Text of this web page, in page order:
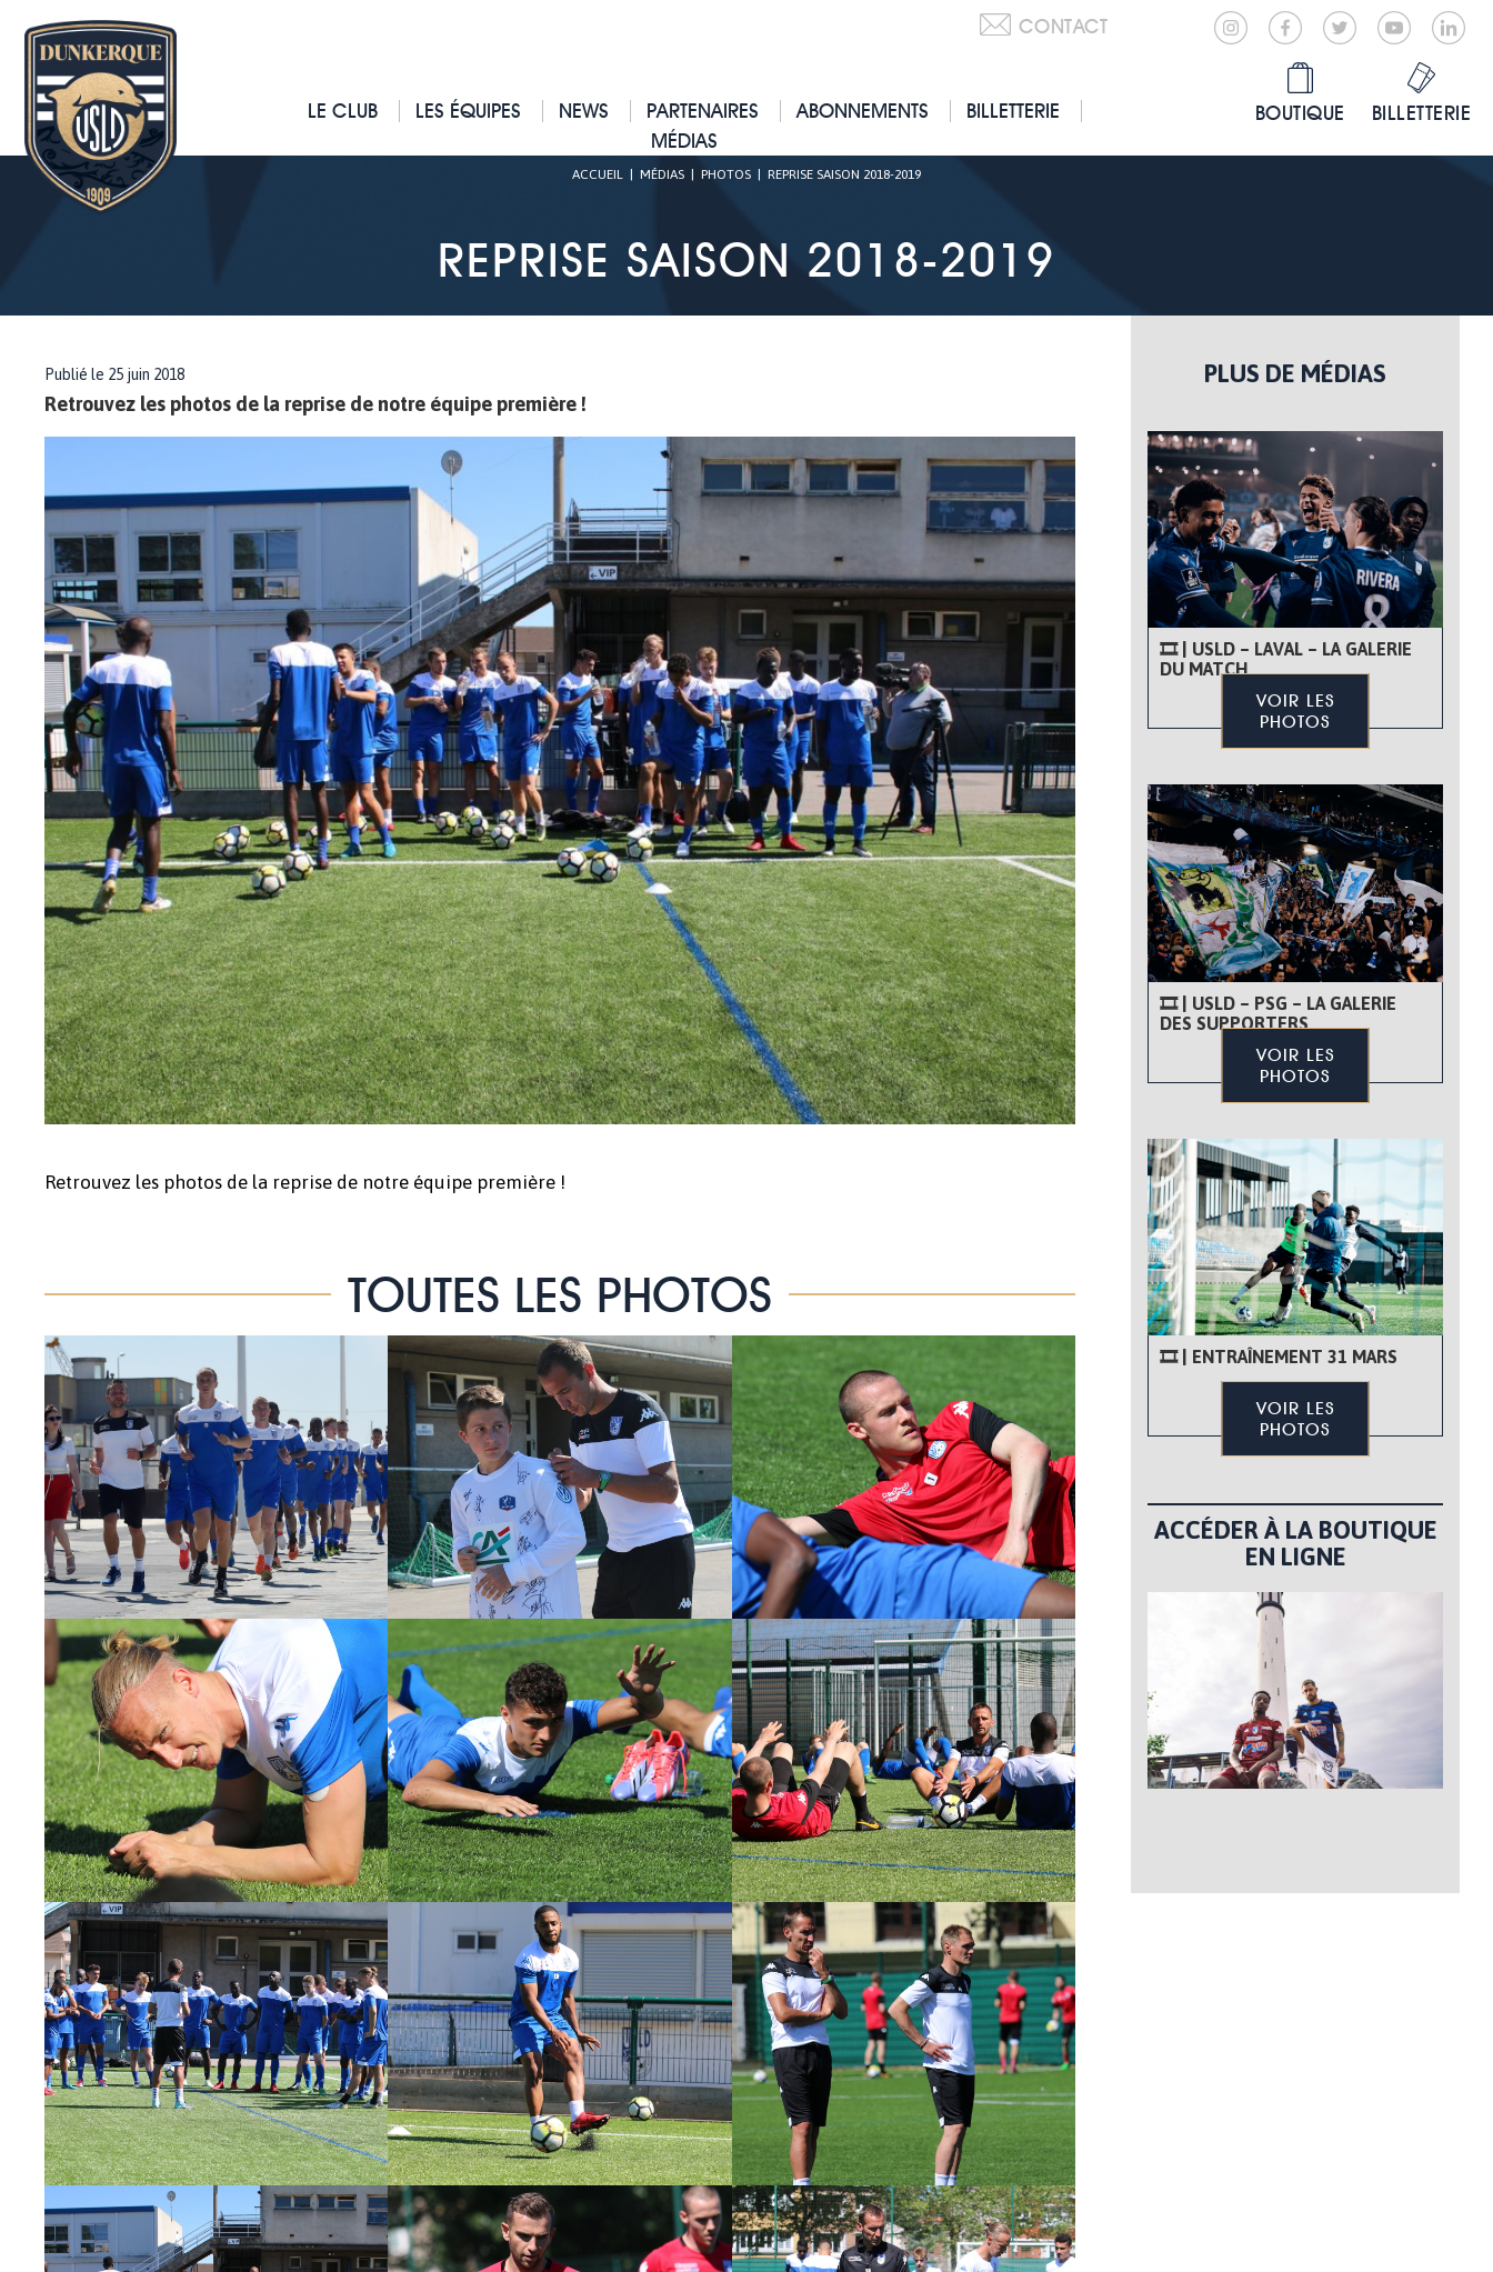
CONTACT
LE CLUB LES ÉQUIPES NEWS PARTENAIRES ABONNEMENTS
BILLETTERIE
MÉDIAS
BOUTIQUE BILLETTERIE
ACCUEIL MÉDIAS PHOTOS REPRISE SAISON 2018-2019
REPRISE SAISON 2018-2019
Publié le 25 juin 2018
Retrouvez les photos de la reprise de notre équipe première !
Retrouvez les photos de la reprise de notre équipe première !
TOUTES LES PHOTOS
PLUS DE MÉDIAS
🎞 | USLD – LAVAL – LA GALERIE
DU MATCH
VOIR LES
PHOTOS
🎞 | USLD – PSG – LA GALERIE
DES SUPPORTERS
VOIR LES
PHOTOS
🎞 | ENTRAÎNEMENT 31 MARS
VOIR LES
PHOTOS
ACCÉDER À LA BOUTIQUE
EN LIGNE